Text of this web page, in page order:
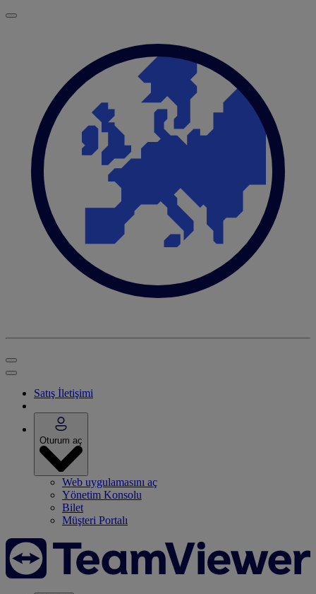
Satış İletişimi
Oturum aç
Web uygulamasını aç
Yönetim Konsolu
Bilet
Müşteri Portalı